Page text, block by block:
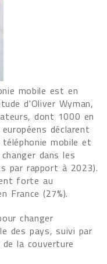
mobile est en
d'Oliver Wyman,
dont 1000 en
déclarent
mobile et
dans les
par rapport à 2023).
forte au
France (27%).
changer
des pays, suivi par
la couverture